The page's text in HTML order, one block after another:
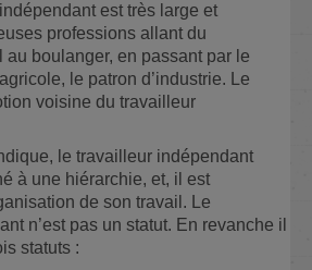
est très large et
professions allant du
boulanger, en passant par le
le patron d’industrie. Le
voisine du travailleur
le travailleur indépendant
à une hiérarchie, et, il est
de son travail. Le
n’est pas un statut. En revanche il
statuts :